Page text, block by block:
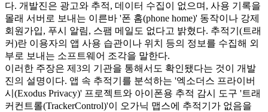
다. 개발진은 광고와 추적, 데이터 수집이 없으며, 사용 기록을
몰래 서버로 보내는 이른바 '폰 홈(phone home)' 동작이나 강제
회원가입, 푸시 알림, 스팸 메일도 없다고 밝혔다. 추적기(트래
커)란 이용자의 앱 사용 습관이나 위치 등의 정보를 수집해 외
부로 보내는 소프트웨어 조각을 말한다.
이러한 주장은 제3의 기관을 통해서도 확인됐다는 것이 개발
진의 설명이다. 앱 속 추적기를 분석하는 '엑소더스 프라이버
시(Exodus Privacy)' 프로젝트와 아이폰용 추적 감시 도구 '트래
커컨트롤(TrackerControl)'이 오가닉 맵스에 추적기가 없음을